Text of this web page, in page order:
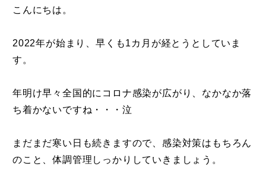
こんにちは。
2022年が始まり、早くも1カ月が経とうとしていま
す。
年明け早々全国的にコロナ感染が広がり、なかなか落
ち着かないですね・・・泣
まだまだ寒い日も続きますので、感染対策はもちろん
のこと、体調管理しっかりしていきましょう。